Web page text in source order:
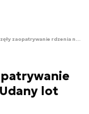
Chiny rozpoczęły zaopatrywanie rdzenia nowej stacji. Udany lot statku Tianzhou 2
lot